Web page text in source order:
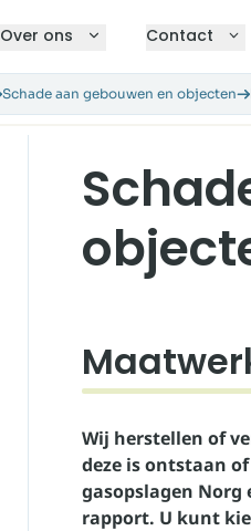
Over ons Contact
Schade aan gebouwen en objecten
Wij herstellen of
deze is ontstaan
gasopslagen Norg
rapport. U kunt